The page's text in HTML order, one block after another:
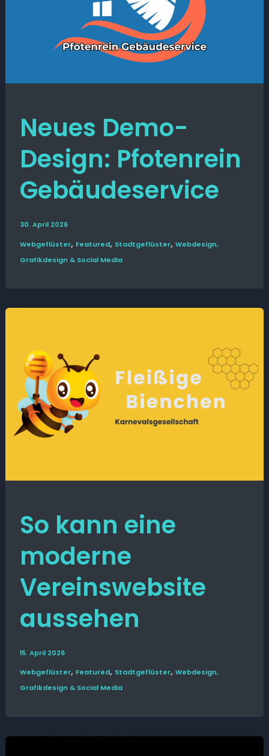
Neues Demo-
Design: Pfotenrein
Gebäudeservice
30. April 2026
Web­­geflüster, Featured, Stadt­geflüster, Webdesign,
Grafikdesign & Social Media
So kann eine
moderne
Vereinswebsite
aussehen
15. April 2026
Web­­geflüster, Featured, Stadt­geflüster, Webdesign,
Grafikdesign & Social Media